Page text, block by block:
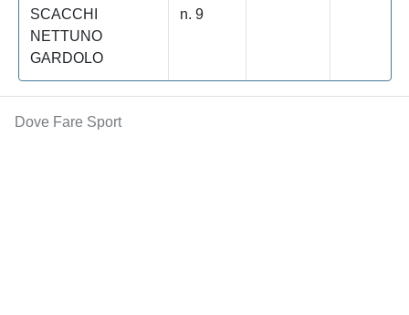
SCACCHI
NETTUNO
GARDOLO
n. 9
Dove Fare Sport